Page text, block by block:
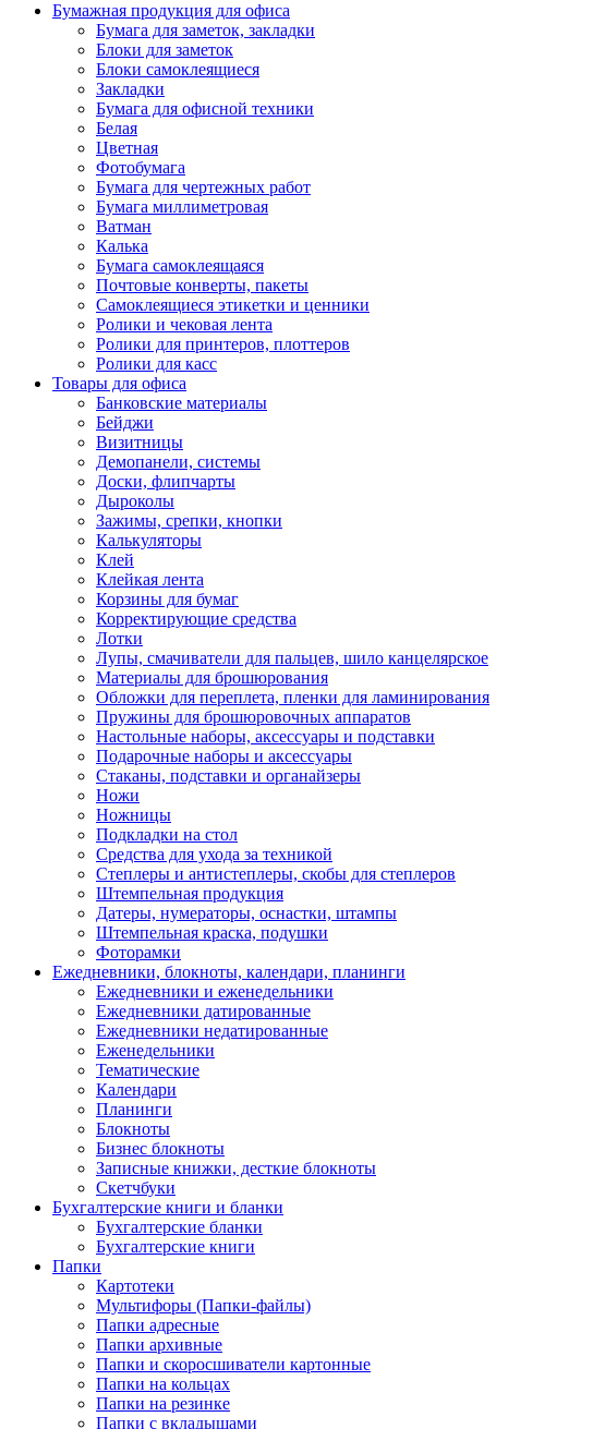
Бумажная продукция для офиса
Бумага для заметок, закладки
Блоки для заметок
Блоки самоклеящиеся
Закладки
Бумага для офисной техники
Белая
Цветная
Фотобумага
Бумага для чертежных работ
Бумага миллиметровая
Ватман
Калька
Бумага самоклеящаяся
Почтовые конверты, пакеты
Самоклеящиеся этикетки и ценники
Ролики и чековая лента
Ролики для принтеров, плоттеров
Ролики для касс
Товары для офиса
Банковские материалы
Бейджи
Визитницы
Демопанели, системы
Доски, флипчарты
Дыроколы
Зажимы, срепки, кнопки
Калькуляторы
Клей
Клейкая лента
Корзины для бумаг
Корректирующие средства
Лотки
Лупы, смачиватели для пальцев, шило канцелярское
Материалы для брошюрования
Обложки для переплета, пленки для ламинирования
Пружины для брошюровочных аппаратов
Настольные наборы, аксессуары и подставки
Подарочные наборы и аксессуары
Стаканы, подставки и органайзеры
Ножи
Ножницы
Подкладки на стол
Средства для ухода за техникой
Степлеры и антистеплеры, скобы для степлеров
Штемпельная продукция
Датеры, нумераторы, оснастки, штампы
Штемпельная краска, подушки
Фоторамки
Ежедневники, блокноты, календари, планинги
Ежедневники и еженедельники
Ежедневники датированные
Ежедневники недатированные
Еженедельники
Тематические
Календари
Планинги
Блокноты
Бизнес блокноты
Записные книжки, десткие блокноты
Скетчбуки
Бухгалтерские книги и бланки
Бухгалтерские бланки
Бухгалтерские книги
Папки
Картотеки
Мультифоры (Папки-файлы)
Папки адресные
Папки архивные
Папки и скоросшиватели картонные
Папки на кольцах
Папки на резинке
Папки с вкладышами